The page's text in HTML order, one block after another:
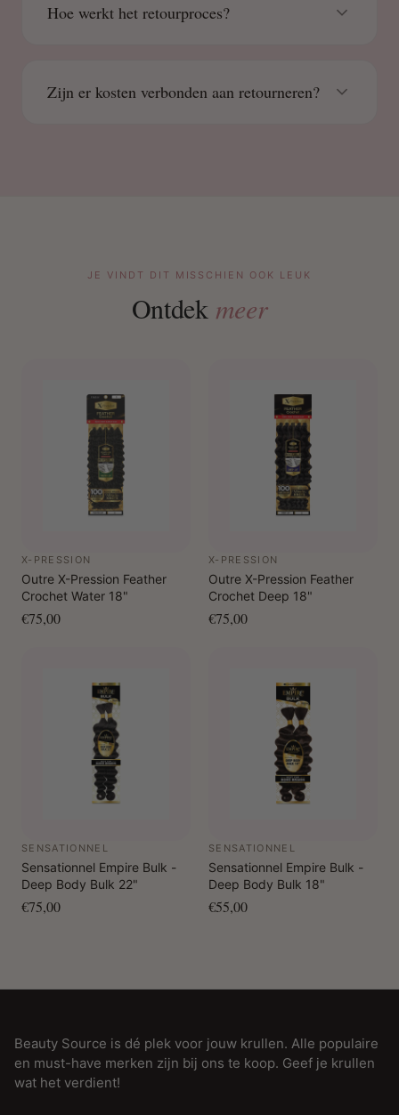
Hoe werkt het retourproces?
Zijn er kosten verbonden aan retourneren?
JE VINDT DIT MISSCHIEN OOK LEUK
Ontdek meer
X-PRESSION
Outre X-Pression Feather
Crochet Water 18"
€75,00
X-PRESSION
Outre X-Pression Feather
Crochet Deep 18"
€75,00
SENSATIONNEL
Sensationnel Empire Bulk -
Deep Body Bulk 22"
€75,00
SENSATIONNEL
Sensationnel Empire Bulk -
Deep Body Bulk 18"
€55,00
Beauty Source is dé plek voor jouw krullen. Alle populaire
en must-have merken zijn bij ons te koop. Geef je krullen
wat het verdient!